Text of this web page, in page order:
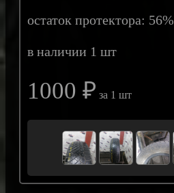
остаток протектора: 56%
в наличии 1 шт
1000 ₽ за 1 шт